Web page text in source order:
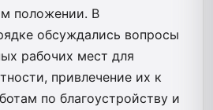
положении. В
обсуждались вопросы
рабочих мест для
привлечение их к
по благоустройству и